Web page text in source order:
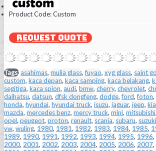
Product Code:Custom
REQUEST QUOTE
Tags:asahimas, mulia glass,fuyao, xyg glass, saint
custom, kaca depan, kaca samping, kaca belakang,
segitiga, kaca spion, audi, bmw, cherry, chevrolet,
daihatsu, datsun, dfsk dongfeng, dodge,ford,foton,
honda, hyundai, hyundai truck, isuzu, jaguar, jeep, kia
mazda, mercedes benz, mercy truck, mini, mitsubishi,
opel, peugeot, proton, renault, scania, subaru, suzuki
vw, wuling, 1980, 1981, 1982, 1983, 1984, 1985,
1989, 1990, 1991, 1992, 1993, 1994, 1995, 1996,
2000, 2001, 2002, 2003, 2004, 2005, 2006, 2007,